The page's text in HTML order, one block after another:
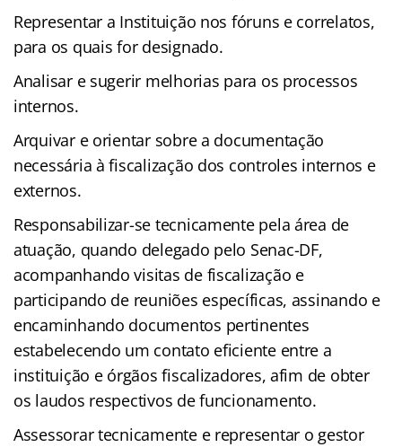
Representar a Instituição nos fóruns e correlatos,
para os quais for designado.
Analisar e sugerir melhorias para os processos
internos.
Arquivar e orientar sobre a documentação
necessária à fiscalização dos controles internos e
externos.
Responsabilizar-se tecnicamente pela área de
atuação, quando delegado pelo Senac-DF,
acompanhando visitas de fiscalização e
participando de reuniões específicas, assinando e
encaminhando documentos pertinentes
estabelecendo um contato eficiente entre a
instituição e órgãos fiscalizadores, afim de obter
os laudos respectivos de funcionamento.
Assessorar tecnicamente e representar o gestor